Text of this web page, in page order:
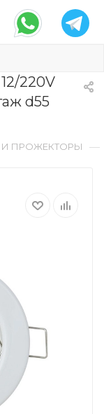
220V
d55
И ПРОЖЕКТОРЫ —